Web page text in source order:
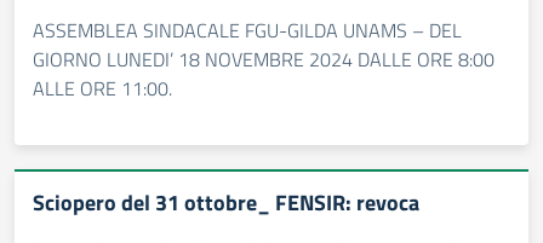
ASSEMBLEA SINDACALE FGU-GILDA UNAMS – DEL
GIORNO LUNEDI’ 18 NOVEMBRE 2024 DALLE ORE 8:00
ALLE ORE 11:00.
Sciopero del 31 ottobre_ FENSIR: revoca